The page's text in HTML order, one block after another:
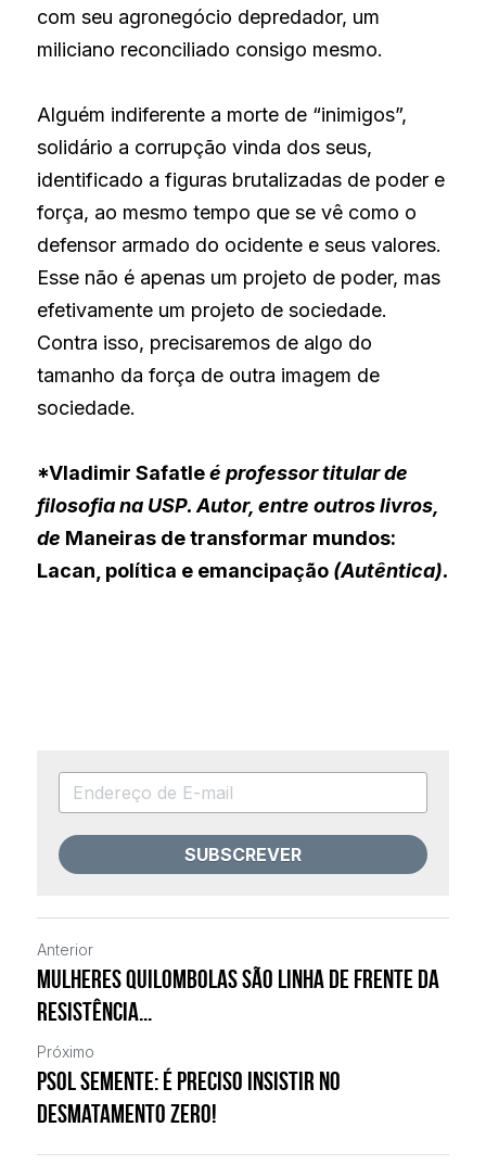
com seu agronegócio depredador, um
miliciano reconciliado consigo mesmo.
Alguém indiferente a morte de “inimigos”,
solidário a corrupção vinda dos seus,
identificado a figuras brutalizadas de poder e
força, ao mesmo tempo que se vê como o
defensor armado do ocidente e seus valores.
Esse não é apenas um projeto de poder, mas
efetivamente um projeto de sociedade.
Contra isso, precisaremos de algo do
tamanho da força de outra imagem de
sociedade.
*Vladimir Safatleé professor titular de
filosofia na USP. Autor, entre outros livros,
de Maneiras de transformar mundos:
Lacan, política e emancipação (Autêntica).
SUBSCREVER
Anterior
Mulheres quilombolas são linha de frente da
resistência...
Próximo
PSOL Semente: É preciso insistir no
desmatamento zero!